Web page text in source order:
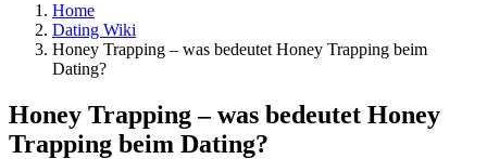
Home
Dating Wiki
Honey Trapping – was bedeutet Honey Trapping beim
Dating?
Honey Trapping – was bedeutet Honey
Trapping beim Dating?